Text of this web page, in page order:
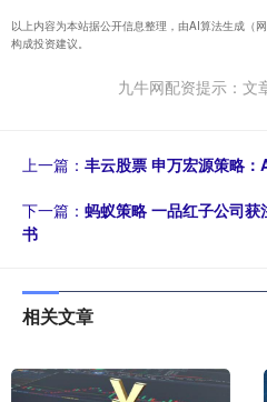
以上内容为本站据公开信息整理，由AI算法生成
构成投资建议。
九牛网配资提示：文
上一篇： 丰云股票 申万宏源策略
下一篇： 蚂蚁策略 一品红子公司
书
相关文章